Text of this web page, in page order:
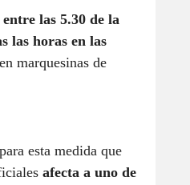
las 5.30 de la
las horas en las
marquesinas de
esta medida que
afecta a uno de